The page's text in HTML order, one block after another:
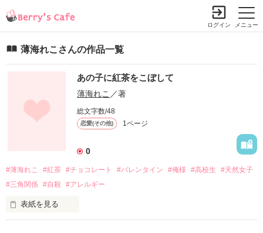
メニュー
ログイン
薄海れこさんの作品一覧
あの子に紅茶をこぼして
薄海れこ ／著
総文字数/48
恋愛(その他) 1ページ
0
#薄海れこ #紅茶 #チョコレート #バレンタイン #俺様 #高校生
#天然女子
#三角関係 #自殺 #アレルギー
表紙を見る